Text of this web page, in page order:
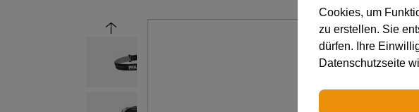
Cookies, um
zu erstellen. Sie
dürfen. Ihre
Datenschutzseite